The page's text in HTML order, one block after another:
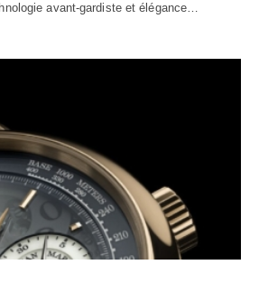
avant-gardiste et élégance…